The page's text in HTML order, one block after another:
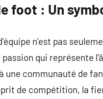
foot : Un
n’est pas
passion qui représente
une communauté de
de compétition, la